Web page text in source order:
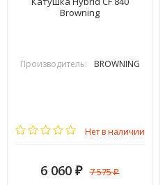
Browning
Производитель: BROWNING
Нет в наличии
6 060 ₽ 7 575₽